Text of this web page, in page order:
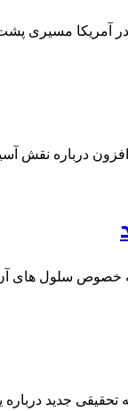
در آمریکا
درباره
به خصوص سلول
جدید درباره